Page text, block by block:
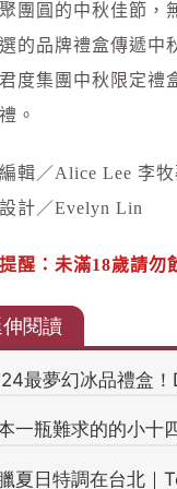
團圓的中秋佳節，
的品牌禮盒傳遞中
度集團中秋限定禮
。
輯／Alice Lee 李牧
計／Evelyn Lin
醒：未滿18歲請勿